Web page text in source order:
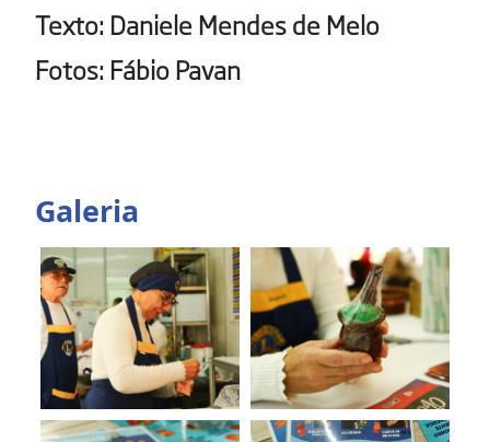
Texto: Daniele Mendes de Melo
Fotos: Fábio Pavan
Galeria